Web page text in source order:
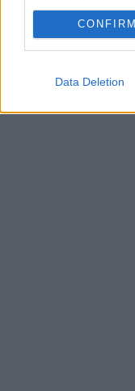
CONFIRM
Data Deletion